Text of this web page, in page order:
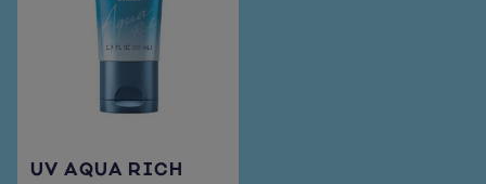
UV AQUA RICH